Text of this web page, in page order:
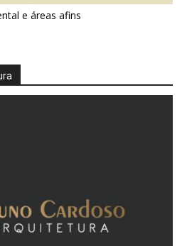
e áreas afins